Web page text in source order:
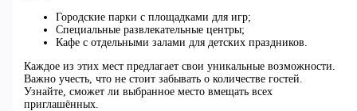
Городские парки с площадками для игр;
Специальные развлекательные центры;
Кафе с отдельными залами для детских праздников.
Каждое из этих мест предлагает свои уникальные возможности.
Важно учесть, что не стоит забывать о количестве гостей.
Узнайте, сможет ли выбранное место вмещать всех
приглашённых.